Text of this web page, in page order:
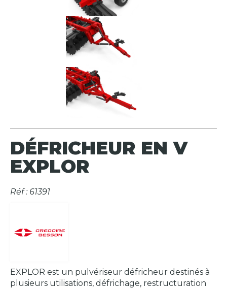
DÉFRICHEUR EN V
EXPLOR
Réf : 61391
EXPLOR est un pulvériseur défricheur destinés à
plusieurs utilisations, défrichage, restructuration